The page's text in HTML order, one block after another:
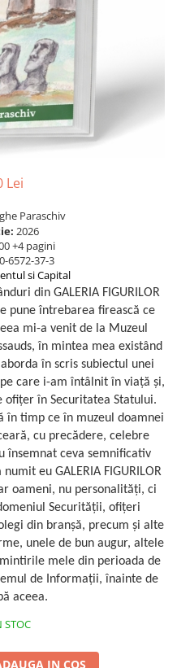
Lei
Paraschiv
2026
+4 pagini
6572-37-3
si Capital
din GALERIA FIGURILOR
pune întrebarea firească ce
mi-a venit de la Muzeul
în mintea mea existând
în scris subiectul unei
care i-am întâlnit în viață și,
ofițer în Securitatea Statului.
în timp ce în muzeul doamnei
cu precădere, celebre
însemnat ceva semnificativ
eu GALERIA FIGURILOR
oameni, nu personalități, ci
Securității, ofițeri
din branșă, precum și alte
unele de bun augur, altele
mele din perioada de
de Informații, înainte de
aceea.
IN COS